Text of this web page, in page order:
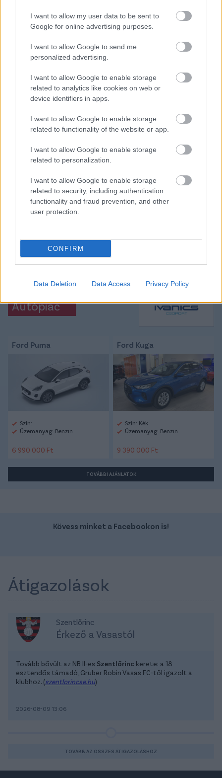
I want to allow my user data to be sent to
Google for online advertising purposes.
I want to allow Google to send me
personalized advertising.
I want to allow Google to enable storage
related to analytics like cookies on web or
device identifiers in apps.
I want to allow Google to enable storage
related to functionality of the website or app.
I want to allow Google to enable storage
related to personalization.
I want to allow Google to enable storage
related to security, including authentication
functionality and fraud prevention, and other
user protection.
CONFIRM
Data Deletion Data Access Privacy Policy
Rebrovék óriási összeget gyűjtöttek
össze az ukrán hadsereg
megsegítésére
A Fradi korábbi edzője több ukrán játékossal karöltve
létrehozott egy alapítványt és már közel 200 millió
forintnak megfelelő összeget gyűjtöttek össze.
Elolvasom
Itt állíthatod be, hogy a Csakfoci az elsők
között legyen a Google-találatokban
#VILÁGFOCI
YARMOLENKO
Autópiac
Ford Puma
Szín:
Üzemanyag: Benzin
6 990 000 Ft
Ford Kuga
Szín: Kék
Üzemanyag: Benzin
9 390 000 Ft
TOVÁBBI AJÁNLATOK
Kövess minket a Facebookon is!
Átigazolások
Szentlőrinc
Érkező a Vasastól
Tovább bővült az NB II-es Szentlőrinc kerete: a 18
esztendős támadó, Gruber Robin Vasas FC-től igazolt a
klubhoz. (szentlorincse.hu)
2026-08-09 13:06
TOVÁBB AZ ÖSSZES ÁTIGAZOLÁSHOZ